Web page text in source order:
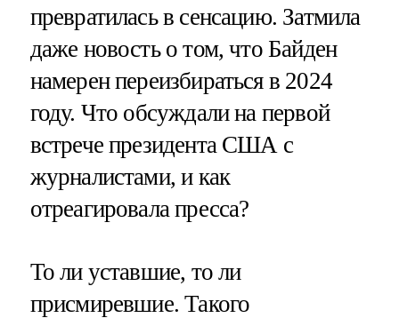
превратилась в сенсацию. Затмила
даже новость о том, что Байден
намерен переизбираться в 2024
году. Что обсуждали на первой
встрече президента США с
журналистами, и как
отреагировала пресса?
То ли уставшие, то ли
присмиревшие. Такого